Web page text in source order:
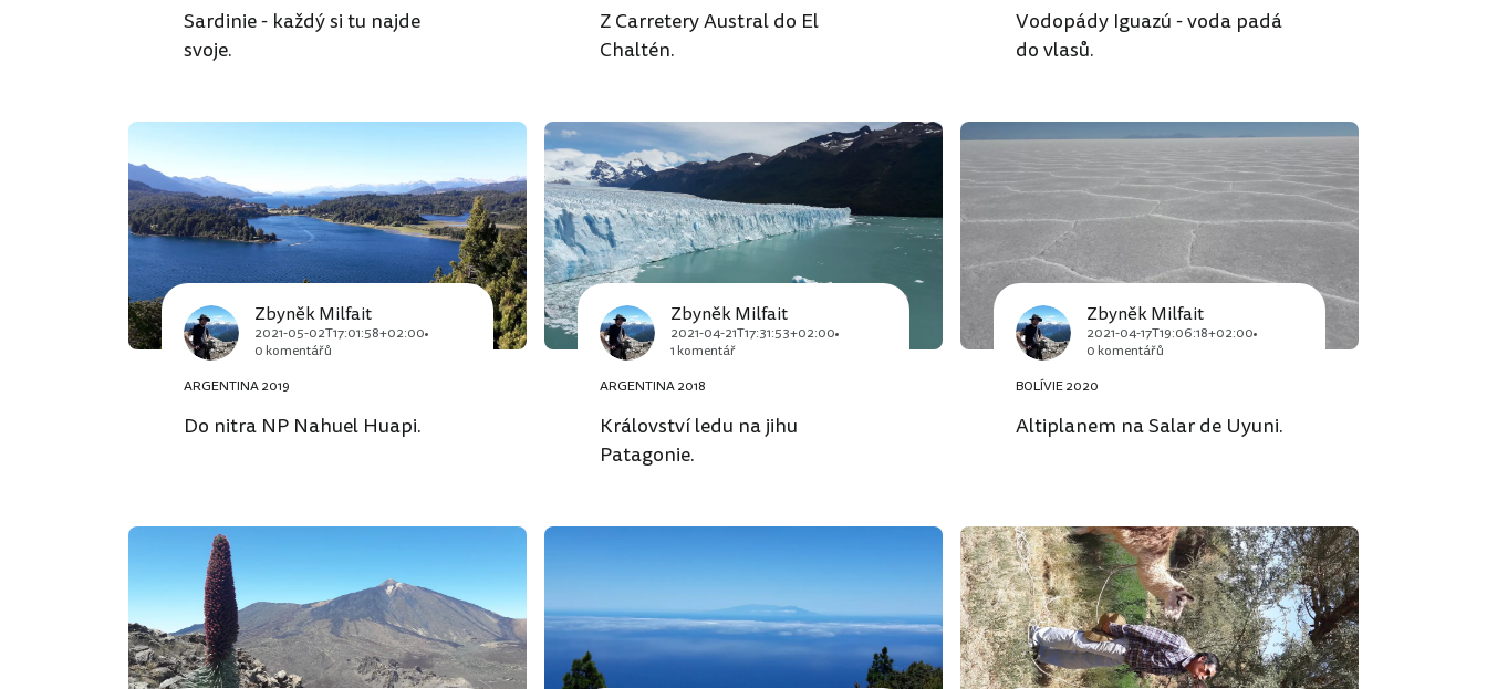
Sardinie - každý si tu najde
svoje.
Z Carretery Austral do El
Chaltén.
Vodopády Iguazú - voda padá
do vlasů.
Zbyněk Milfait
2021-05-02T17:01:58+02:00
0 komentářů
ARGENTINA 2019
Do nitra NP Nahuel Huapi.
Zbyněk Milfait
2021-04-21T17:31:53+02:00
1 komentář
ARGENTINA 2018
Království ledu na jihu
Patagonie.
Zbyněk Milfait
2021-04-17T19:06:18+02:00
0 komentářů
BOLÍVIE 2020
Altiplanem na Salar de Uyuni.